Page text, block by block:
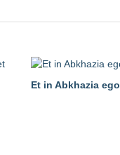
Et in Abkhazia ego